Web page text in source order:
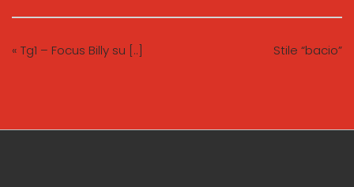
« Tg1 – Focus Billy su [..] Stile “bacio”